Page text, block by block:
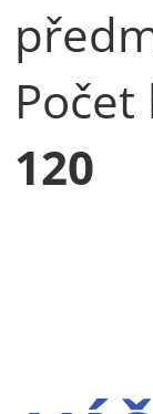
120